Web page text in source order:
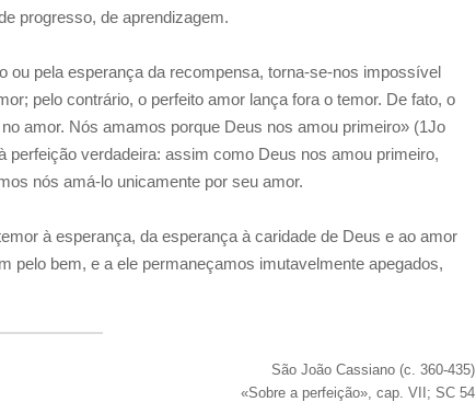
progresso, de aprendizagem.
ou pela esperança da recompensa, torna-se-nos impossível
pelo contrário, o perfeito amor lança fora o temor. De fato, o
amor. Nós amamos porque Deus nos amou primeiro» (1Jo
verdadeira: assim como Deus nos amou primeiro,
nós amá-lo unicamente por seu amor.
à esperança, da esperança à caridade de Deus e ao amor
pelo bem, e a ele permaneçamos imutavelmente apegados,
São João Cassiano (c. 360-435)
«Sobre a perfeição», cap. VII; SC 54